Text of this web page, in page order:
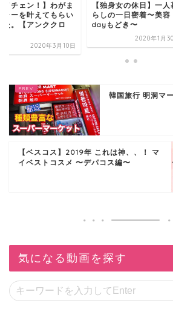
メチェン！】わがま
ラーを叶えてもらい
た。【アンククロ
2020年3月10日
【独身女の休日】一人
らしの一日密着〜美容
dayもどき〜
2020年1月
韓国旅行 明洞マ
【ベスコス】2019年 これは神、、！ マ
イベストコスメ 〜デパコス編〜
気になる動画を探す